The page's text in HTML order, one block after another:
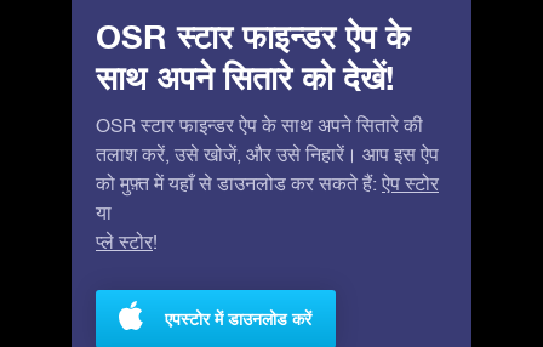
OSR स्टार फाइन्डर ऐप के
साथ अपने सितारे को देखें!
OSR स्टार फाइन्डर ऐप के साथ अपने सितारे की
तलाश करें, उसे खोजें, और उसे निहारें। आप इस ऐप
को मुफ़्त में यहाँ से डाउनलोड कर सकते हैं: ऐप स्टोर
या
प्ले स्टोर!
एपस्टोर में डाउनलोड करें